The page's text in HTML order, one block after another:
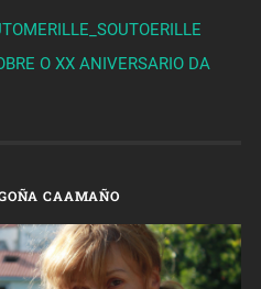
O XX ANIVERSARIO DA
CAAMAÑO